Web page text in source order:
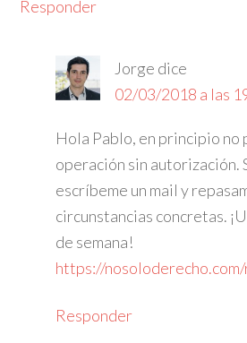
Responder
Jorge dice
02/03/2018 a las
Hola Pablo, en principio no
operación sin autorización.
escríbeme un mail y
circunstancias concretas.
de semana!
https://
Responder